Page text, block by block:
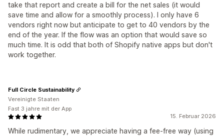
take that report and create a bill for the net sales (it would
save time and allow for a smoothly process). I only have 6
vendors right now but anticipate to get to 40 vendors by the
end of the year. If the flow was an option that would save so
much time. It is odd that both of Shopify native apps but don't
work together.
15. Februar 2026
While rudimentary, we appreciate having a fee-free way (using
Full Circle Sustainability
Vereinigte Staaten
Fast 3 jahre mit der App